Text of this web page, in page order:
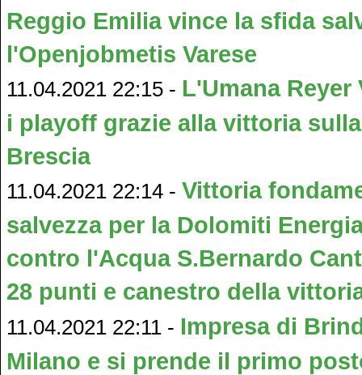
Reggio Emilia vince la sfida
l'Openjobmetis Varese
11.04.2021 22:15 - L'Umana Reyer
i playoff grazie alla vittoria
Brescia
11.04.2021 22:14 - Vittoria
salvezza per la Dolomiti
contro l'Acqua S.Bernardo
28 punti e canestro della
11.04.2021 22:11 - Impresa di
Milano e si prende il primo